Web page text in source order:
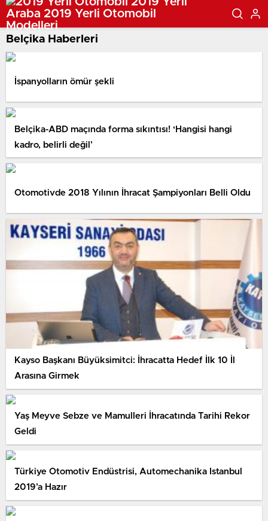
Belçika Haberleri
İspanyolların ömür şekli
Belçika-ABD maçında forma sıkıntısı! ‘Hangisi hangi
kadro, belirli değil’
Otomotivde 2018 Yılının İhracat Şampiyonları Belli Oldu
Kayso Başkanı Büyüksimitci: İhracatta Hedef İlk 10 İl
Arasına Girmek
Yaş Meyve Sebze ve Mamulleri İhracatında Tarihi Rekor
Geldi
Türkiye Otomotiv Endüstrisi, Automechanika Istanbul
2019’a Hazır